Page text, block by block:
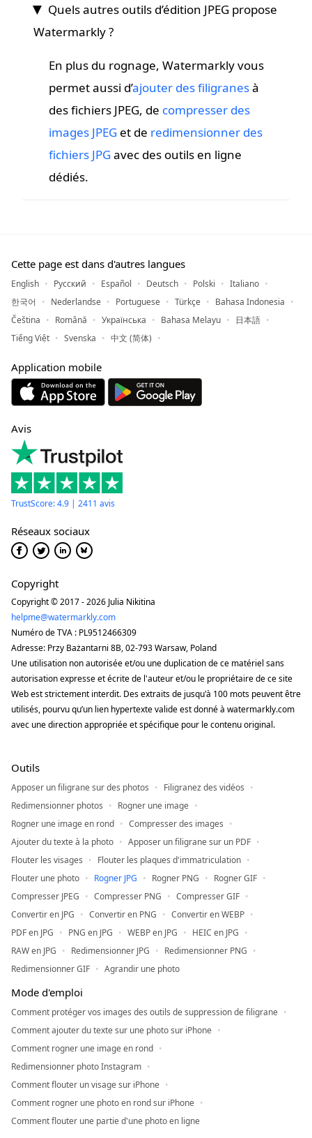
Quels autres outils d’édition JPEG propose
Watermarkly ?
En plus du rognage, Watermarkly vous
permet aussi d’ajouter des filigranesà
des fichiers JPEG, de compresser des
images JPEG et de redimensionner des
fichiers JPGavec des outils en ligne
dédiés.
Cette page est dans d'autres langues
English Русский Español Deutsch Polski
Italiano
한국어
Nederlandse Portuguese Türkçe
Bahasa Indonesia
Čeština
Română Українська Bahasa Melayu
日本語
Tiếng Việt
Svenska 中文 (简体)
Application mobile
Avis
TrustScore: 4.9 | 2411 avis
Réseaux sociaux
Copyright
Copyright © 2017 - 2026 Julia Nikitina
helpme@watermarkly.com
Numéro de TVA : PL9512466309
Adresse: Przy Bażantarni 8B, 02-793 Warsaw, Poland
Une utilisation non autorisée et/ou une duplication de ce matériel sans
autorisation expresse et écrite de l'auteur et/ou le propriétaire de ce site
Web est strictement interdit. Des extraits de jusqu'à 100 mots peuvent être
utilisés, pourvu qu’un lien hypertexte valide est donné à watermarkly.com
avec une direction appropriée et spécifique pour le contenu original.
Outils
Apposer un filigrane sur des photos
Filigranez des vidéos
Redimensionner photos
Rogner une image
Rogner une image en rond
Compresser des images
Ajouter du texte à la photo
Apposer un filigrane sur un PDF
Flouter les visages
Flouter les plaques d'immatriculation
Flouter une photo
Rogner JPG Rogner PNG
Rogner GIF
Compresser JPEG
Compresser PNG
Compresser GIF
Convertir en JPG
Convertir en PNG
Convertir en WEBP
PDF en JPG
PNG en JPG WEBP en JPG
HEIC en JPG
RAW en JPG
Redimensionner JPG
Redimensionner PNG
Redimensionner GIF
Agrandir une photo
Mode d'emploi
Comment protéger vos images des outils de suppression de filigrane
Comment ajouter du texte sur une photo sur iPhone
Comment rogner une image en rond
Redimensionner photo Instagram
Comment flouter un visage sur iPhone
Comment rogner une photo en rond sur iPhone
Comment flouter une partie d'une photo en ligne